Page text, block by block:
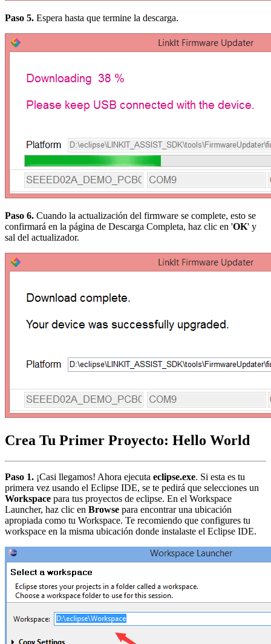
Paso 5. Espera hasta que termine la descarga.
Paso 6. Cuando la actualización del firmware se complete, esto se
confirmará en la página de Descarga Completa, haz clic en 'OK' y
sal del actualizador.
Crea Tu Primer Proyecto: Hello World
Paso 1. ¡Casi llegamos! Ahora ejecuta eclipse.exe. Si esta es tu
primera vez usando el Eclipse IDE, se te pedirá que selecciones un
Workspace para tus proyectos de eclipse. En el Workspace
Launcher, haz clic en Browse para encontrar una ubicación
apropiada como tu Workspace. Te recomiendo que configures tu
workspace en la misma ubicación donde instalaste el Eclipse IDE.